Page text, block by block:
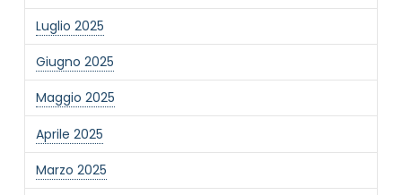
Luglio 2025
Giugno 2025
Maggio 2025
Aprile 2025
Marzo 2025